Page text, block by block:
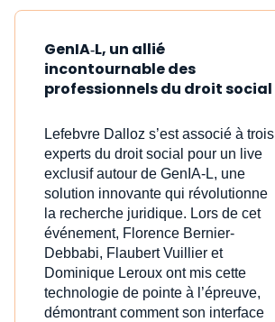
GenIA‑L, un allié
incontournable des
professionnels du droit social
Lefebvre Dalloz s’est associé à trois
experts du droit social pour un live
exclusif autour de GenIA‑L, une
solution innovante qui révolutionne
la recherche juridique. Lors de cet
événement, Florence Bernier-
Debbabi, Flaubert Vuillier et
Dominique Leroux ont mis cette
technologie de pointe à l’épreuve,
démontrant comment son interface